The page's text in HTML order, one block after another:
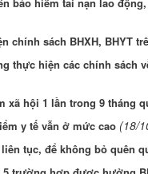
chính sách BHXH, BHYT
thực hiện các chính sách
xã hội 1 lần trong 9 tháng
y tế vẫn ở mức cao (18/
tục, để không bỏ quên